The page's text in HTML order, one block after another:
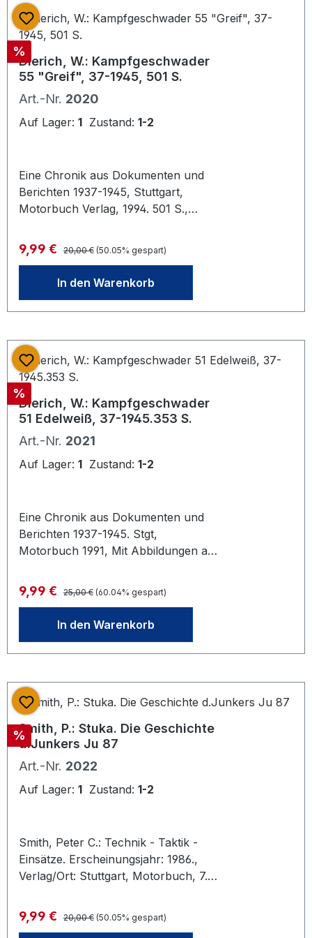
Rabatt
%
Dierich, W.: Kampfgeschwader
55 "Greif", 37-1945, 501 S.
Art.-Nr. 2020
Auf Lager: 1 Zustand: 1-2
Eine Chronik aus Dokumenten und
Berichten 1937-1945, Stuttgart,
Motorbuch Verlag, 1994. 501 S.,
Verkaufspreis:
9,99 € Regulärer Preis:
20,00 € (50.05% gespart)
In den Warenkorb
Rabatt
%
Dierich, W.: Kampfgeschwader
51 Edelweiß, 37-1945.353 S.
Art.-Nr. 2021
Auf Lager: 1 Zustand: 1-2
Eine Chronik aus Dokumenten und
Berichten 1937-1945. Stgt,
Motorbuch 1991, Mit Abbildungen auf
Gr.-8®_. 353 S. OPpbd.Frisches
Exemplar.
Verkaufspreis:
9,99 € Regulärer Preis:
25,00 € (60.04% gespart)
In den Warenkorb
Rabatt
%Smith, P.: Stuka. Die Geschichte
d.Junkers Ju 87
Art.-Nr. 2022
Auf Lager: 1 Zustand: 1-2
Smith, Peter C.: Technik - Taktik -
Einsätze. Erscheinungsjahr: 1986.,
Verlag/Ort: Stuttgart, Motorbuch, 7.
auf 79 Kunstdrucktafeln. OPpbd.,gut
erhalten. ISBN: 3-87943-291-0. Das
Verkaufspreis:
9,99 € Regulärer Preis:
20,00 € (50.05% gespart)